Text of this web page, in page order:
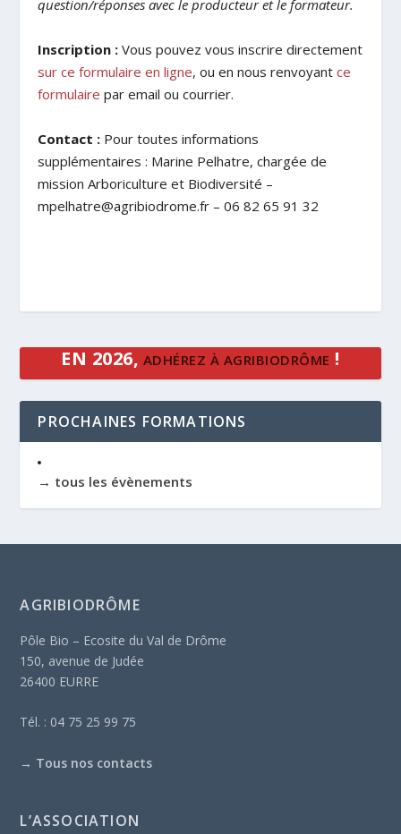
question/réponses avec le producteur et le formateur.
Inscription : Vous pouvez vous inscrire directement
sur ce formulaire en ligne, ou en nous renvoyantce
formulaire par email ou courrier.
Contact : Pour toutes informations
supplémentaires : Marine Pelhatre, chargée de
mission Arboriculture et Biodiversité –
mpelhatre@agribiodrome.fr – 06 82 65 91 32
EN 2026, ADHÉREZ À AGRIBIODRÔME !
PROCHAINES FORMATIONS
→ tous les évènements
AGRIBIODRÔME
Pôle Bio – Ecosite du Val de Drôme
150, avenue de Judée
26400 EURRE
Tél. : 04 75 25 99 75
→ Tous nos contacts
L’ASSOCIATION